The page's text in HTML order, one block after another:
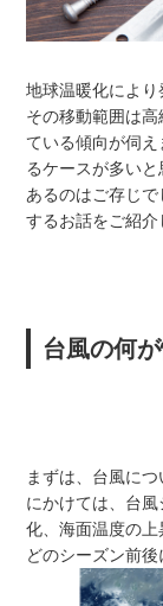
地球温暖化により
その移動範囲は
ている傾向が伺
るケースが多い
あるのはご存じ
するお話をご紹介
台風の何
まずは、台風に
にかけては、台
化、海面温度の
どのシーズン前後